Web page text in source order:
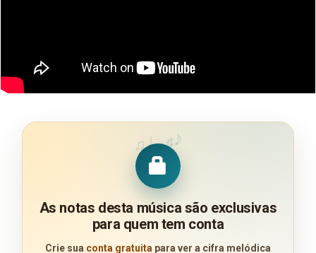
♫♩♯♪
As notas desta música são exclusivas
para quem tem conta
Crie sua conta gratuita para ver a cifra melódica